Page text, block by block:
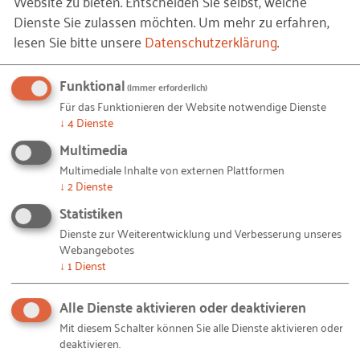
Inhaltliches
Ziel
Ziel des Impulsvortrags ist es,
Unternehmen einen
praxisnahen und
verständlichen Überblick über
den Cyber Resilience Act zu
organisatorischen
Ansätzen einen umsetzbaren
Die Teilnehmenden sollen
erkennen, welche Pflichten sich
aus dem CRA ergeben, welche
Dienste Sie zulassen möchten.Um mehr zu erfahren,
lesen Sie bitte unsereDatenschutzerklärung.
Funktional(immer erforderlich)
Für das Funktionieren der Website notwendige Dienste
↓ 4Dienste
Multimedia
Multimediale Inhalte von externen Plattformen
↓ 2Dienste
Statistiken
Dienste zur Weiterentwicklung und Verbesserung unseres
Webangebotes
↓ 1 Dienst
Alle Dienste aktivieren oder deaktivieren
Mit diesem Schalter können Sie alle Dienste aktivieren oder
deaktivieren.